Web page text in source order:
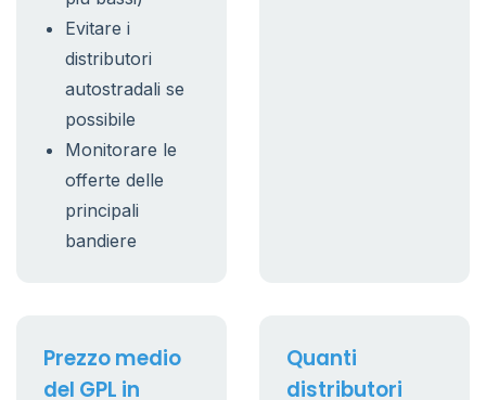
Evitare i
distributori
autostradali se
possibile
Monitorare le
offerte delle
principali
bandiere
Prezzo medio
del GPL in
Quanti
distributori